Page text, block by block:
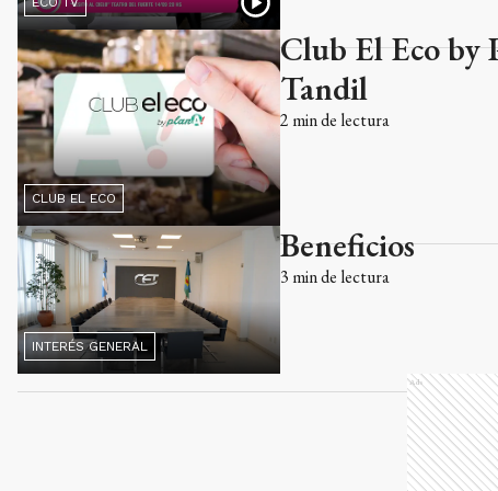
CLUB EL ECO
Club El Eco by
Tandil
2 min de lectura
INTERÉS GENERAL
Beneficios
3 min de lectura
Ads